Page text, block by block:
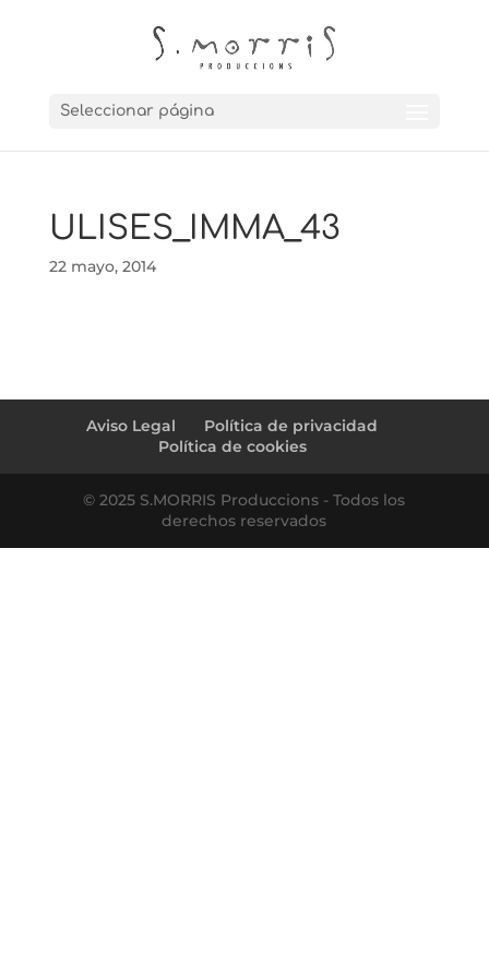
Seleccionar página
ULISES_IMMA_43
22 mayo, 2014
Aviso Legal
Política de privacidad
Política de cookies
© 2025 S.MORRIS Produccions - Todos los
derechos reservados